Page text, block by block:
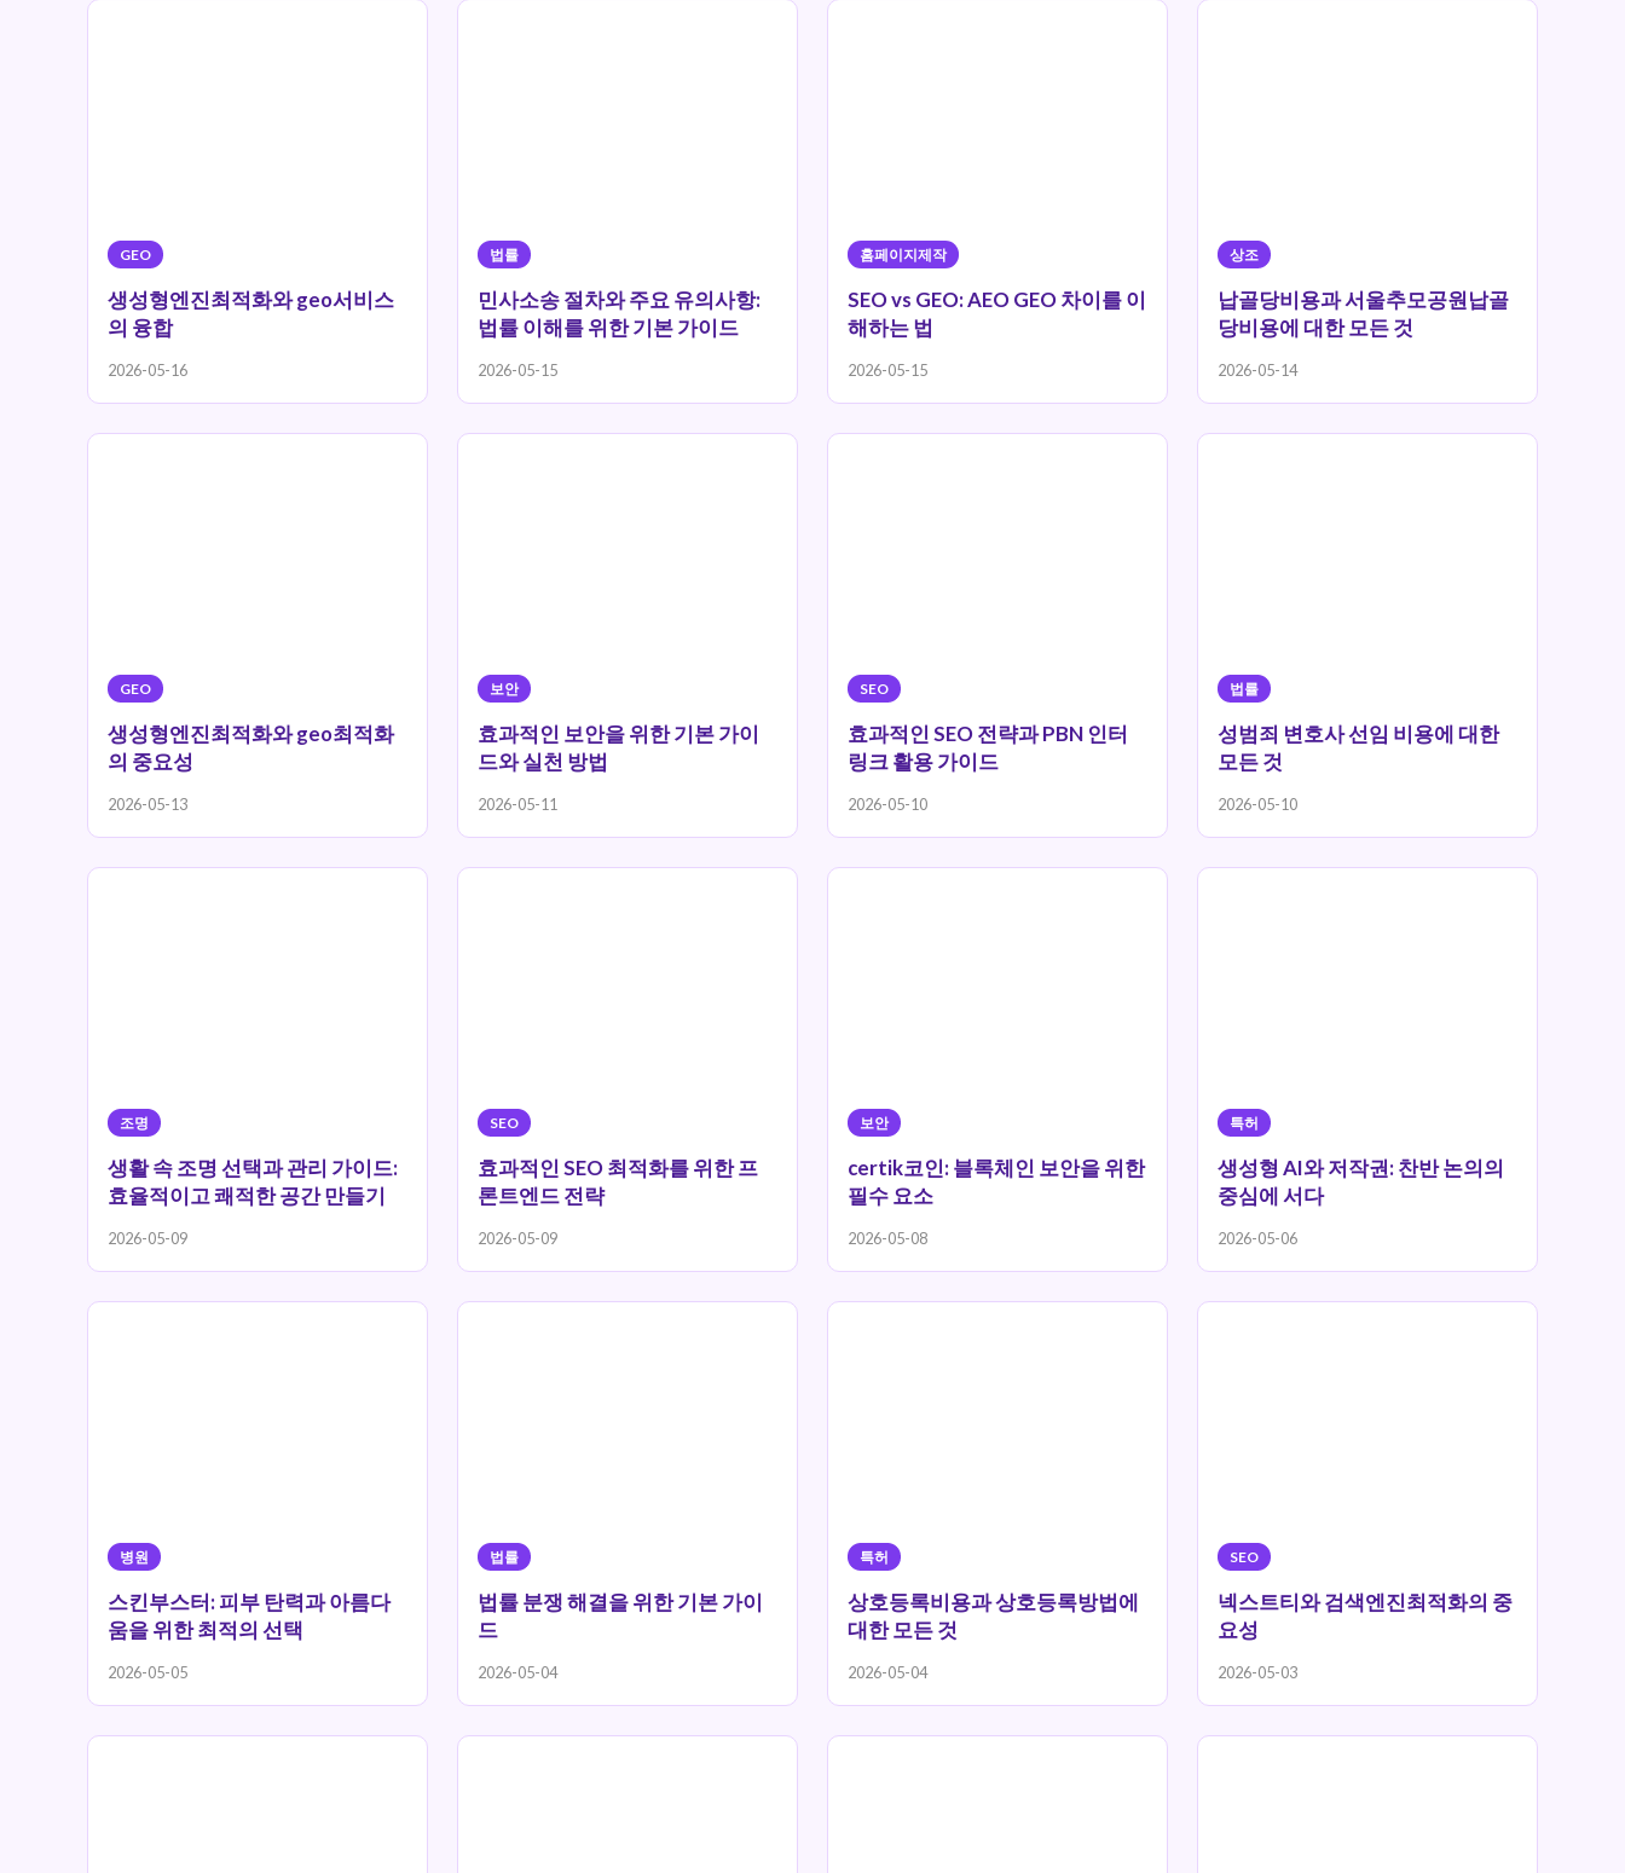
GEO
생성형엔진최적화와 geo서비스
의 융합
2026-05-16
법률
민사소송 절차와 주요 유의사항:
법률 이해를 위한 기본 가이드
2026-05-15
홈페이지제작
SEO vs GEO: AEO GEO 차이를 이
해하는 법
2026-05-15
상조
납골당비용과 서울추모공원납골
당비용에 대한 모든 것
2026-05-14
GEO
생성형엔진최적화와 geo최적화
의 중요성
2026-05-13
보안
효과적인 보안을 위한 기본 가이
드와 실천 방법
2026-05-11
SEO
효과적인 SEO 전략과 PBN 인터
링크 활용 가이드
2026-05-10
법률
성범죄 변호사 선임 비용에 대한
모든 것
2026-05-10
조명
생활 속 조명 선택과 관리 가이드:
효율적이고 쾌적한 공간 만들기
2026-05-09
SEO
효과적인 SEO 최적화를 위한 프
론트엔드 전략
2026-05-09
보안
certik코인: 블록체인 보안을 위한
필수 요소
2026-05-08
특허
생성형 AI와 저작권: 찬반 논의의
중심에 서다
2026-05-06
병원
스킨부스터: 피부 탄력과 아름다
움을 위한 최적의 선택
2026-05-05
법률
법률 분쟁 해결을 위한 기본 가이
드
2026-05-04
특허
상호등록비용과 상호등록방법에
대한 모든 것
2026-05-04
SEO
넥스트티와 검색엔진최적화의 중
요성
2026-05-03